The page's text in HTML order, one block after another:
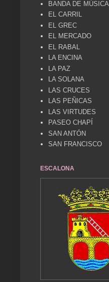
BANDA DE MÚSICA
EL CARRIL
EL GREC
EL MERCADO
EL RABAL
LA ENCINA
LA PAZ
LA SOLANA
LAS CRUCES
LAS PEÑICAS
LAS VIRTUDES
PASEO CHAPÍ
SAN ANTÓN
SAN FRANCISCO
ESCALONA